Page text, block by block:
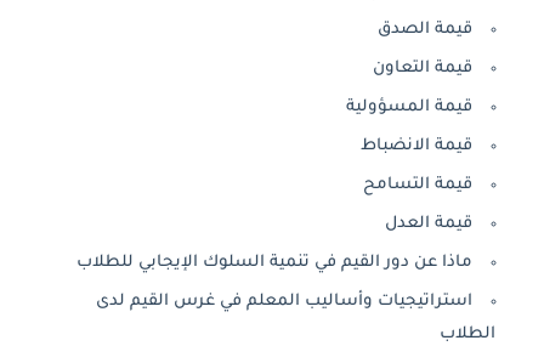
قيمة الصدق
قيمة التعاون
قيمة المسؤولية
قيمة الانضباط
قيمة التسامح
قيمة العدل
ماذا عن دور القيم في تنمية السلوك الإيجابي للطلاب
استراتيجيات وأساليب المعلم في غرس القيم لدى
الطلاب